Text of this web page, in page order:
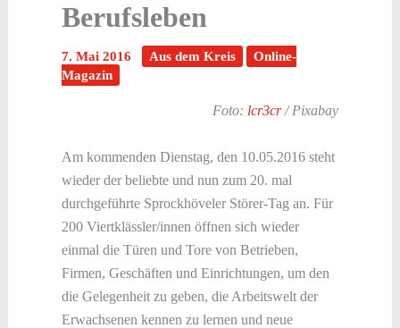
Berufsleben
7. Mai 2016 Aus dem Kreis
Online-
Magazin
Foto: lcr3cr/ Pixabay
Am kommenden Dienstag, den 10.05.2016 steht
wieder der beliebte und nun zum 20. mal
durchgeführte Sprockhöveler Störer-Tag an. Für
200 Viertklässler/innen öffnen sich wieder
einmal die Türen und Tore von Betrieben,
Firmen, Geschäften und Einrichtungen, um den
die Gelegenheit zu geben, die Arbeitswelt der
Erwachsenen kennen zu lernen und neue